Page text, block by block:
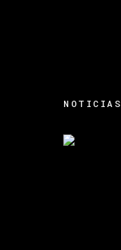
NOTICIAS